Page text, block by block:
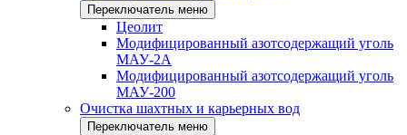
Переключатель меню
Цеолит
Модифицированный азотсодержащий уголь
МАУ-2А
Модифицированный азотсодержащий уголь
МАУ-200
Очистка шахтных и карьерных вод
Переключатель меню